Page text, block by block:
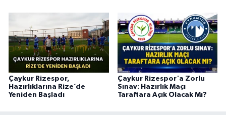
Çaykur Rizespor,
Hazırlıklarına Rize’de
Yeniden Başladı
Çaykur Rizespor'a Zorlu
Sınav: Hazırlık Maçı
Taraftara Açık Olacak Mı?